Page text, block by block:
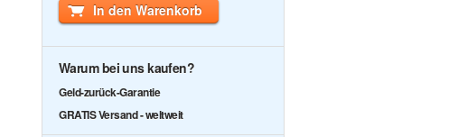
In den Warenkorb
Warum bei uns kaufen?
Geld-zurück-Garantie
GRATIS Versand - weltweit